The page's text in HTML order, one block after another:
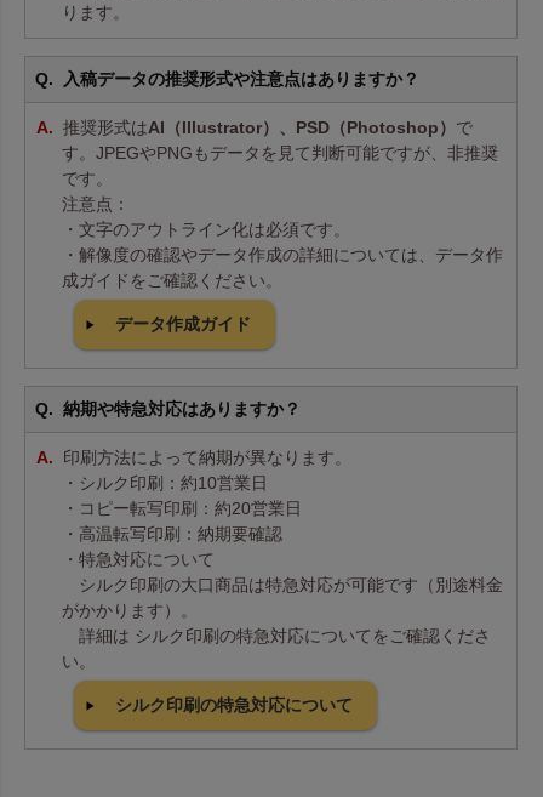
ります。
入稿データの推奨形式や注意点はありますか？
推奨形式はAI（Illustrator）、PSD（Photoshop） で
す。JPEGやPNGもデータを見て判断可能ですが、非推奨
です。
注意点：
・文字のアウトライン化は必須です。
・解像度の確認やデータ作成の詳細については、データ作
成ガイドをご確認ください。
データ作成ガイド
納期や特急対応はありますか？
印刷方法によって納期が異なります。
・シルク印刷：約10営業日
・コピー転写印刷：約20営業日
・高温転写印刷：納期要確認
・特急対応について
シルク印刷の大口商品は特急対応が可能です（別途料金
がかかります）。
詳細は シルク印刷の特急対応についてをご確認くださ
い。
シルク印刷の特急対応について